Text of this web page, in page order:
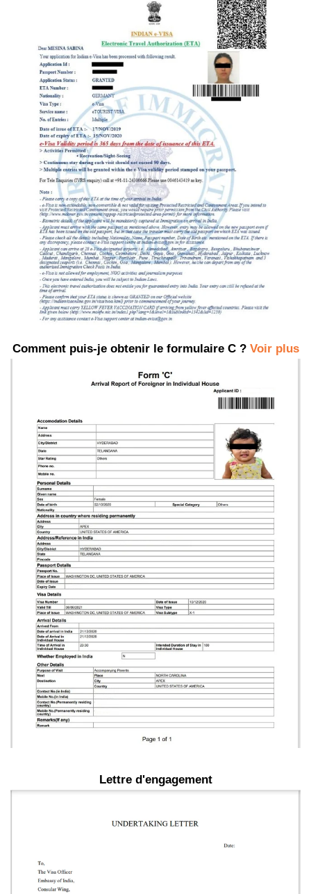
Comment puis-je obtenir le formulaire C ? Voir plus
Lettre d'engagement